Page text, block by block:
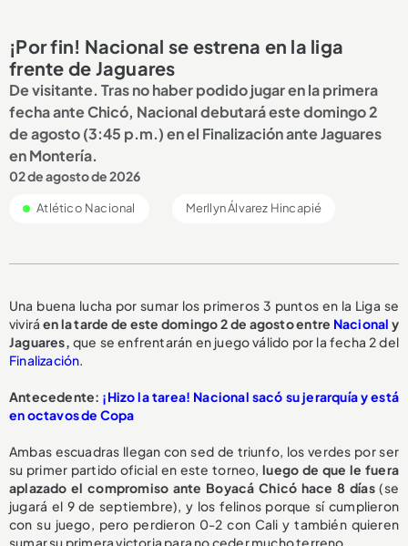
¡Por fin! Nacional se estrena en la liga
frente de Jaguares
De visitante. Tras no haber podido jugar en la primera
fecha ante Chicó, Nacional debutará este domingo 2
de agosto (3:45 p.m.) en el Finalización ante Jaguares
en Montería.
02 de agosto de 2026
Atlético Nacional Merllyn Álvarez Hincapié
Una buena lucha por sumar los primeros 3 puntos en la Liga se
vivirá en la tarde de este domingo 2 de agosto entre Nacional y
Jaguares, que se enfrentarán en juego válido por la fecha 2 del
Finalización.
Antecedente: ¡Hizo la tarea! Nacional sacó su jerarquía y está
en octavos de Copa
Ambas escuadras llegan con sed de triunfo, los verdes por ser
su primer partido oficial en este torneo,luego de que le fuera
aplazado el compromiso ante Boyacá Chicó hace 8 días(se
jugará el 9 de septiembre), y los felinos porque sí cumplieron
con su juego, pero perdieron 0-2 con Cali y también quieren
sumar su primera victoria para no ceder mucho terreno.